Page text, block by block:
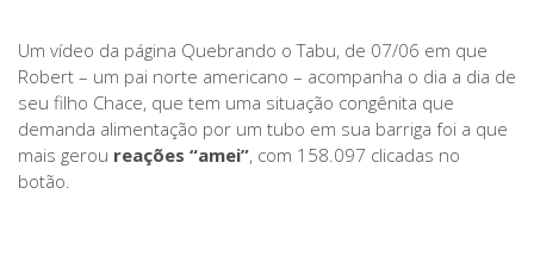
Um vídeo da página Quebrando o Tabu, de 07/06 em que
Robert – um pai norte americano – acompanha o dia a dia de
seu filho Chace, que tem uma situação congênita que
demanda alimentação por um tubo em sua barriga foi a que
mais gerou reações “amei”, com 158.097 clicadas no
botão.